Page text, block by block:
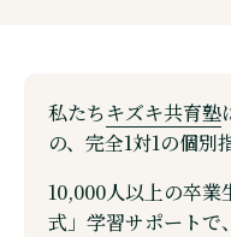
私たちキズキ共育塾
の、完全1対1の個別
10,000人以上の卒業
式」学習サポートで